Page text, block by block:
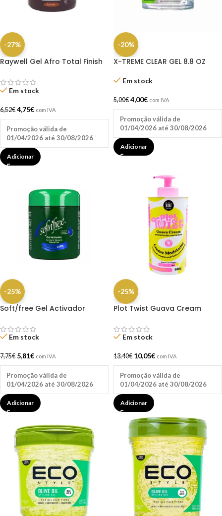
-27%
Raywell Gel Afro Total Finish
Em stock
6,52€ 4,75€ com IVA
Promoção válida de
01/04/2026 até 30/08/2026
Adicionar
-20%
X-TREME CLEAR GEL 8.8 OZ
Em stock
5,00€ 4,00€ com IVA
Promoção válida de
01/04/2026 até 30/08/2026
Adicionar
-25%
Soft/free Gel Activador
Em stock
7,75€ 5,81€ com IVA
Promoção válida de
01/04/2026 até 30/08/2026
Adicionar
-25%
Plot Twist Guava Cream
Em stock
13,40€ 10,05€ com IVA
Promoção válida de
01/04/2026 até 30/08/2026
Adicionar